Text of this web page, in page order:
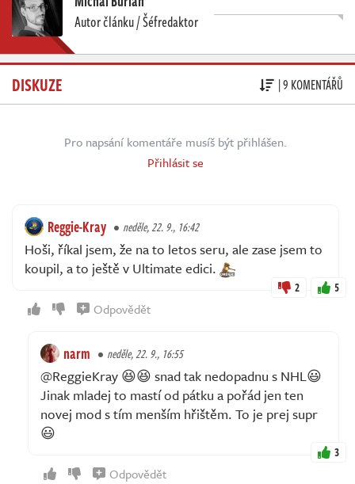
Autor článku / Šéfredaktor
DISKUZE | 9 KOMENTÁŘŮ
Pro napsání komentáře musíš být přihlášen.
Přihlásit se
Reggie-Kray neděle, 22. 9., 16:42
Hoši, říkal jsem, že na to letos seru, ale zase jsem to
koupil, a to ještě v Ultimate edici.
2 5
Odpovědět
narm neděle, 22. 9., 16:55
@ReggieKray 😆😆 snad tak nedopadnu s NHL😃
Jinak mladej to mastí od pátku a pořád jen ten
novej mod s tím menším hřištěm. To je prej supr
😃
3
Odpovědět